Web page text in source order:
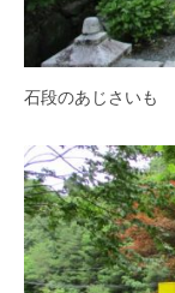
石段のあじさいも